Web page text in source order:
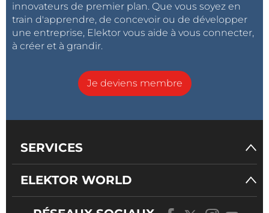
innovateurs de premier plan. Que vous soyez en
train d'apprendre, de concevoir ou de développer
une entreprise, Elektor vous aide à vous connecter,
à créer et à grandir.
Je deviens membre
SERVICES
ELEKTOR WORLD